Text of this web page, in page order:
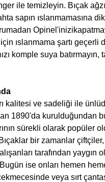
ile temizleyin. Bıçak
sapın ıslanmamasına
ıslanmama şartı geçerli
komple suya batırmayın,
kalitesi ve sadeliği ile
1890'da kurulduğundan
sürekli olarak popüler
Bıçaklar bir zamanlar
tarafından yaygın
ise onları hemen
veya sırt